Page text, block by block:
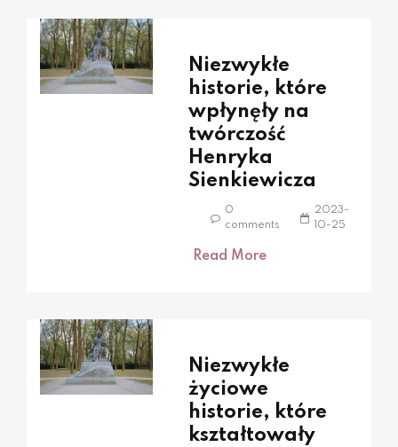
Niezwykłe
historie, które
wpłynęły na
twórczość
Henryka
Sienkiewicza
0
comments
2023-
10-25
Read More
Niezwykłe
życiowe
historie, które
kształtowały